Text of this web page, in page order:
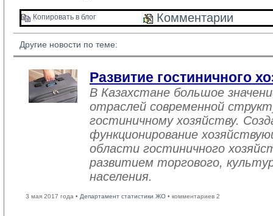
Копировать в блог Комментарии
Другие новости по теме:
Развитие гостиничного
В Казахстане большое
отраслей современной
гостиничному хозяйству.
функционирование
области гостиничного
развитием торгового,
населения.
3 мая 2017 года • Департамент статистики ЖО • комментариев 2